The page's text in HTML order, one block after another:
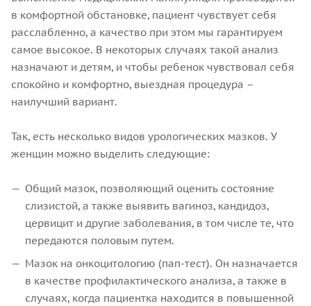
в комфортной обстановке, пациент чувствует себя
расслабленно, а качество при этом мы гарантируем
самое высокое. В некоторых случаях такой анализ
назначают и детям, и чтобы ребенок чувствовал себя
спокойно и комфортно, выездная процедура –
наилучший вариант.
Так, есть несколько видов урологических мазков. У
женщин можно выделить следующие:
Общий мазок, позволяющий оценить состояние
слизистой, а также выявить вагиноз, кандидоз,
цервицит и другие заболевания, в том числе те, что
передаются половым путем.
Мазок на онкоцитологию (пап-тест). Он назначается
в качестве профилактического анализа, а также в
случаях, когда пациентка находится в повышенной